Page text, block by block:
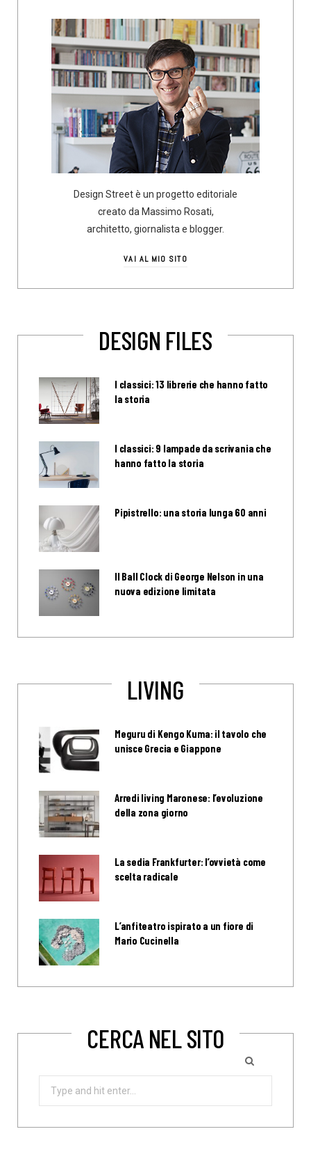
Design Street è un progetto editoriale
creato da Massimo Rosati,
architetto, giornalista e blogger.
VAI AL MIO SITO
DESIGN FILES
I classici: 13 librerie che hanno fatto
la storia
I classici: 9 lampade da scrivania che
hanno fatto la storia
Pipistrello: una storia lunga 60 anni
Il Ball Clock di George Nelson in una
nuova edizione limitata
LIVING
Meguru di Kengo Kuma: il tavolo che
unisce Grecia e Giappone
Arredi living Maronese: l’evoluzione
della zona giorno
La sedia Frankfurter: l’ovvietà come
scelta radicale
L’anfiteatro ispirato a un fiore di
Mario Cucinella
CERCA NEL SITO